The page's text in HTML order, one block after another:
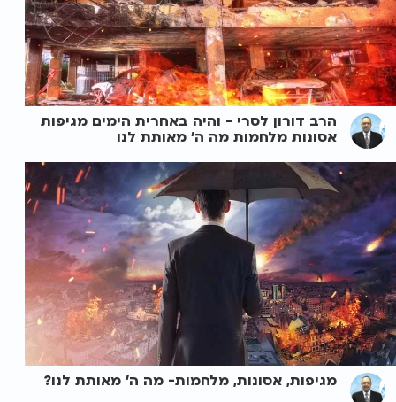
הרב דורון לסרי - והיה באחרית הימים מגיפות
אסונות מלחמות מה ה' מאותת לנו
מגיפות, אסונות, מלחמות- מה ה' מאותת לנו?